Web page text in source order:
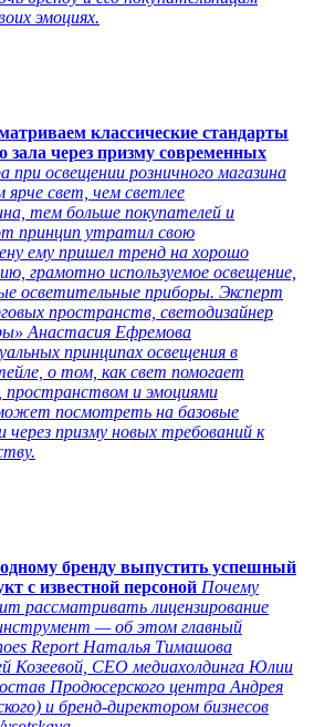
эмоциях.
классические стандарты
зала через призму современных
при освещении розничного магазина
свет, чем светлее
тем больше покупателей и
принцип утратил свою
ему пришел тренд на хорошо
грамотно используемое освещение,
осветительные приборы. Эксперт
пространств, светодизайнер
Анастасия Ефремова
принципах освещения в
о том, как свет помогает
и эмоциями
посмотреть на базовые
через призму новых требований к
бренду выпустить успешный
с известной персоной Почему
рассматривать лицензирование
— об этом главный
Report Наталья Тимашова
Козеевой, СЕО медиахолдинга Юлии
Продюсерского центра Андрея
и бренд-директором бизнесов